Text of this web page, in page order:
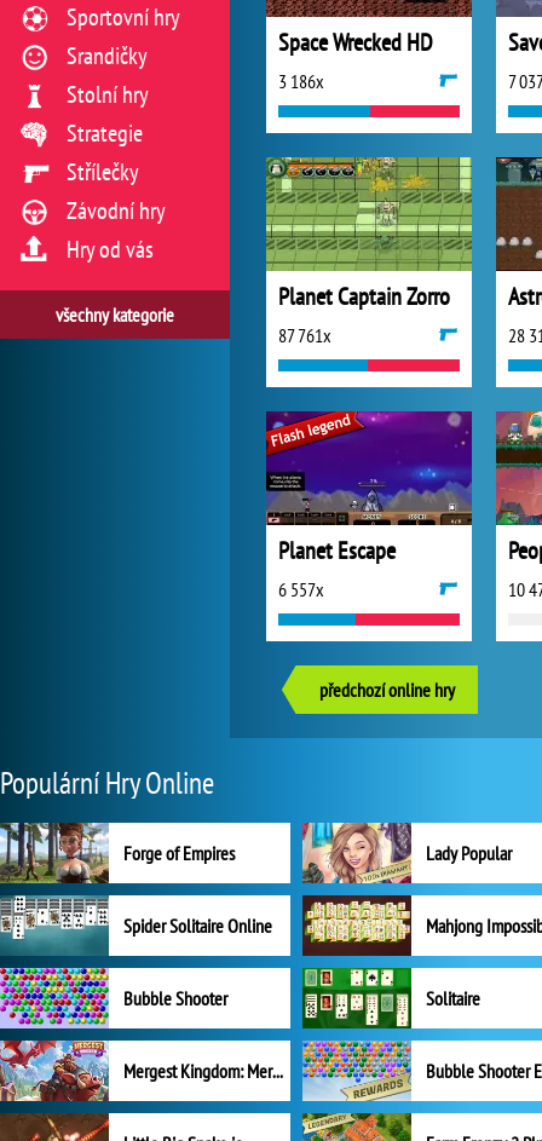
Space Wrecked HD
3 186x 7
Planet Captain Zorro
87 761x 28
Planet Escape
6 557x 10
předchozí online hry
Sportovní hry
Srandičky
Stolní hry
Strategie
Střílečky
Závodní hry
Hry od vás
všechny kategorie
Populární Hry Online
Forge of Empires Lady Popular
Spider Solitaire Online Mahjong
Bubble Shooter Solitaire
Mergest Kingdom: Merge Puzzle